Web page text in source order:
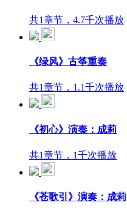
共1章节，4.7千次播放
《绿风》古筝重奏
共1章节，1.1千次播放
《初心》演奏：成莉
共1章节，1千次播放
《苍歌引》演奏：成莉